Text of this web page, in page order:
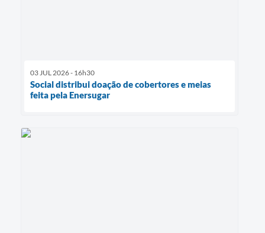
03 JUL 2026 - 16h30
Social distribui doação de cobertores e meias
feita pela Enersugar